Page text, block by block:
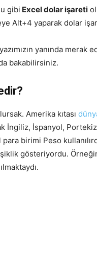
gibi Excel dolar işareti
Alt+4 yaparak dolar
yanında
bakabilirsiniz.
Amerika kıtası
İngiliz, İspanyol,
birimi Peso
gösteriyordu.